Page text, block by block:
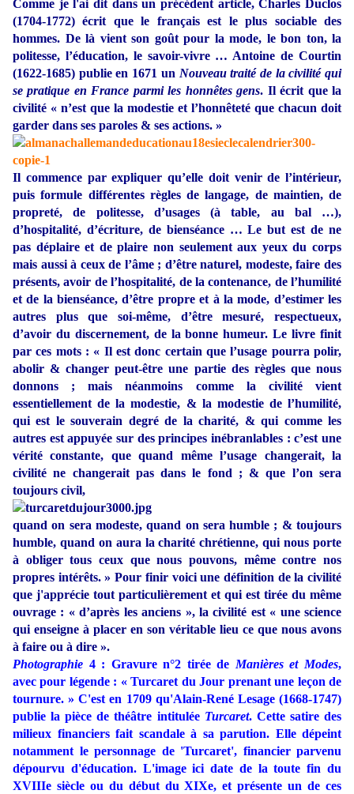
Comme je l'ai dit dans un précédent article, Charles Duclos
(1704-1772) écrit que le français est le plus sociable des
hommes. De là vient son goût pour la mode, le bon ton, la
politesse, l’éducation, le savoir-vivre … Antoine de Courtin
(1622-1685) publie en 1671 un Nouveau traité de la civilité qui
se pratique en France parmi les honnêtes gens. Il écrit que la
civilité « n’est que la modestie et l’honnêteté que chacun doit
garder dans ses paroles & ses actions. »
Il commence par expliquer qu’elle doit venir de l’intérieur,
puis formule différentes règles de langage, de maintien, de
propreté, de politesse, d’usages (à table, au bal …),
d’hospitalité, d’écriture, de bienséance … Le but est de ne
pas déplaire et de plaire non seulement aux yeux du corps
mais aussi à ceux de l’âme ; d’être naturel, modeste, faire des
présents, avoir de l’hospitalité, de la contenance, de l’humilité
et de la bienséance, d’être propre et à la mode, d’estimer les
autres plus que soi-même, d’être mesuré, respectueux,
d’avoir du discernement, de la bonne humeur. Le livre finit
par ces mots : « Il est donc certain que l’usage pourra polir,
abolir & changer peut-être une partie des règles que nous
donnons ; mais néanmoins comme la civilité vient
essentiellement de la modestie, & la modestie de l’humilité,
qui est le souverain degré de la charité, & qui comme les
autres est appuyée sur des principes inébranlables : c’est une
vérité constante, que quand même l’usage changerait, la
civilité ne changerait pas dans le fond ; & que l’on sera
toujours civil,
quand on sera modeste, quand on sera humble ; & toujours
humble, quand on aura la charité chrétienne, qui nous porte
à obliger tous ceux que nous pouvons, même contre nos
propres intérêts. » Pour finir voici une définition de la civilité
que j'apprécie tout particulièrement et qui est tirée du même
ouvrage : « d’après les anciens », la civilité est « une science
qui enseigne à placer en son véritable lieu ce que nous avons
à faire ou à dire ».
Photographie 4 : Gravure n°2 tirée de Manières et Modes,
avec pour légende : « Turcaret du Jour prenant une leçon de
tournure. » C'est en 1709 qu'Alain-René Lesage (1668-1747)
publie la pièce de théâtre intitulée Turcaret. Cette satire des
milieux financiers fait scandale à sa parution. Elle dépeint
notamment le personnage de 'Turcaret', financier parvenu
dépourvu d'éducation. L'image ici date de la toute fin du
XVIIIe siècle ou du début du XIXe, et présente un de ces